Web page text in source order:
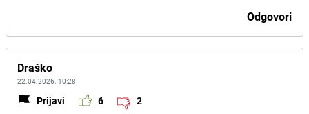
Odgovori
Draško
22.04.2026. 10:28
Prijavi 6 2